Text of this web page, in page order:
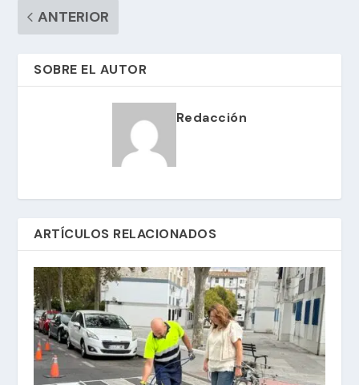
ANTERIOR
SOBRE EL AUTOR
Redacción
ARTÍCULOS RELACIONADOS